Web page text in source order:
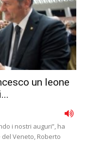
un leone
i nostri auguri”, ha
Veneto, Roberto